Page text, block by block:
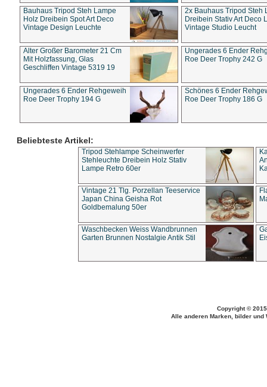
Bauhaus Tripod Steh Lampe
Holz Dreibein Spot Art Deco
Vintage Design Leuchte
2x Bauhaus Tripod Steh
Dreibein Stativ Art Deco
Vintage Studio Leucht
Alter Großer Barometer 21 Cm
Mit Holzfassung, Glas
Geschliffen Vintage 5319 19
Ungerades 6 Ender
Roe Deer Trophy 242 G
Ungerades 6 Ender Rehgeweih
Roe Deer Trophy 194 G
Schönes 6 Ender
Roe Deer Trophy 186 G
Beliebteste Artikel:
Tripod Stehlampe Scheinwerfer
Stehleuchte Dreibein Holz Stativ
Lampe Retro 60er
Vintage 21 Tlg. Porzellan Teeservice
Japan China Geisha Rot
Goldbemalung 50er
Waschbecken Weiss Wandbrunnen
Garten Brunnen Nostalgie Antik Stil
Copyright ©
Alle anderen Marken, bilder und